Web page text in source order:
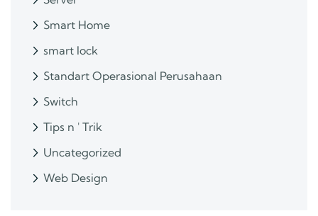
Smart Home
smart lock
Standart Operasional Perusahaan
Switch
Tips n ' Trik
Uncategorized
Web Design